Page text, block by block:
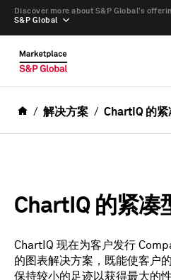
S&P Global
Discover more about S&P Global’s
解决方案 ChartIQ 的
ChartIQ 的紧凑
ChartIQ 现在为客户发行
的图表解决方案，既能使客户
保持较小的足迹以获得最大的